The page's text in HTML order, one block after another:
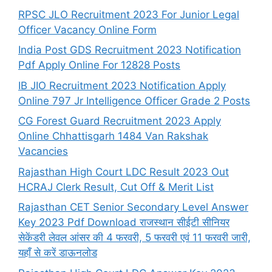
RPSC JLO Recruitment 2023 For Junior Legal
Officer Vacancy Online Form
India Post GDS Recruitment 2023 Notification
Pdf Apply Online For 12828 Posts
IB JIO Recruitment 2023 Notification Apply
Online 797 Jr Intelligence Officer Grade 2 Posts
CG Forest Guard Recruitment 2023 Apply
Online Chhattisgarh 1484 Van Rakshak
Vacancies
Rajasthan High Court LDC Result 2023 Out
HCRAJ Clerk Result, Cut Off & Merit List
Rajasthan CET Senior Secondary Level Answer
Key 2023 Pdf Download राजस्थान सीईटी सीनियर
सेकेंडरी लेवल आंसर की 4 फरवरी, 5 फरवरी एवं 11 फरवरी जारी,
यहाँ से करें डाऊनलोड